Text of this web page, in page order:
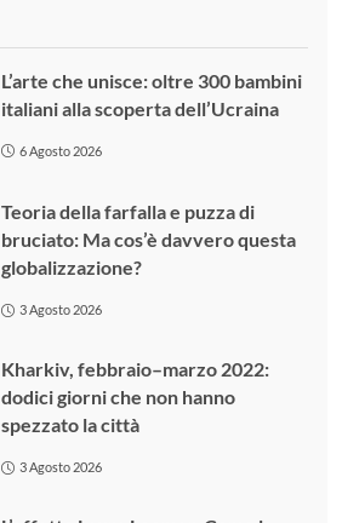
L’arte che unisce: oltre 300 bambini
italiani alla scoperta dell’Ucraina
6 Agosto 2026
Teoria della farfalla e puzza di
bruciato: Ma cos’è davvero questa
globalizzazione?
3 Agosto 2026
Kharkiv, febbraio–marzo 2022:
dodici giorni che non hanno
spezzato la città
3 Agosto 2026